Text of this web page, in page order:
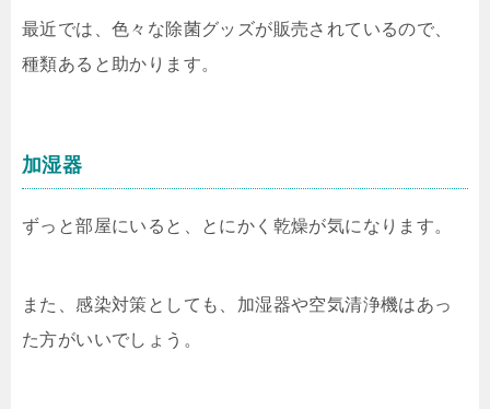
最近では、色々な除菌グッズが販売されているので、
種類あると助かります。
加湿器
ずっと部屋にいると、とにかく乾燥が気になります。
また、感染対策としても、加湿器や空気清浄機はあっ
た方がいいでしょう。